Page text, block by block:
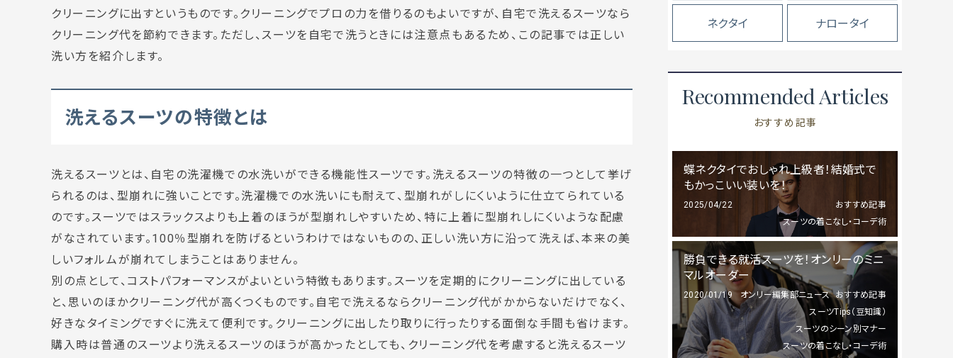
クリーニングに出すというものです。クリーニングでプロの力を借りるのもよいですが、自宅で洗えるスーツなら
クリーニング代を節約できます。ただし、スーツを自宅で洗うときには注意点もあるため、この記事では正しい
洗い方を紹介します。
洗えるスーツの特徴とは
洗えるスーツとは、自宅の洗濯機での水洗いができる機能性スーツです。洗えるスーツの特徴の一つとして挙げ
られるのは、型崩れに強いことです。洗濯機での水洗いにも耐えて、型崩れがしにくいように仕立てられている
のです。スーツではスラックスよりも上着のほうが型崩れしやすいため、特に上着に型崩れしにくいような配慮
がなされています。100％型崩れを防げるというわけではないものの、正しい洗い方に沿って洗えば、本来の美
しいフォルムが崩れてしまうことはありません。
別の点として、コストパフォーマンスがよいという特徴もあります。スーツを定期的にクリーニングに出している
と、思いのほかクリーニング代が高くつくものです。自宅で洗えるならクリーニング代がかからないだけでなく、
好きなタイミングですぐに洗えて便利です。クリーニングに出したり取りに行ったりする面倒な手間も省けます。
購入時は普通のスーツより洗えるスーツのほうが高かったとしても、クリーニング代を考慮すると洗えるスーツ
ネクタイ ナロータイ
Recommended Articles
おすすめ記事
蝶ネクタイでおしゃれ上級者！結婚式で
もかっこいい装いを！
2025/04/22
おすすめ記事
スーツの着こなし・コーデ術
勝負できる就活スーツを！オンリーのミニ
マルオーダー
2020/01/19 おすすめ記事
オンリー編集部ニュース
スーツTips（豆知識）
スーツのシーン別マナー
スーツの着こなし・コーデ術